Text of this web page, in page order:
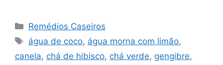
Categories
Remédios Caseiros
Tags
água de coco, água morna com limão,
canela, chá de hibisco, chá verde, gengibre,